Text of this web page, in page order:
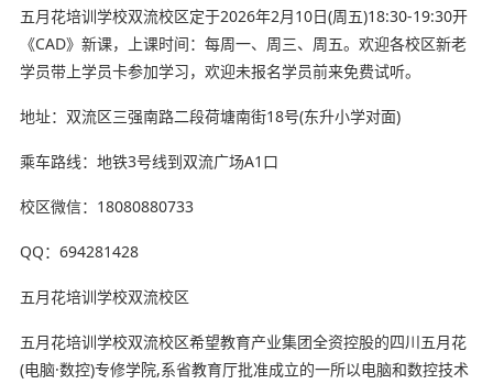
五月花培训学校双流校区定于2026年2月10日(周五)18:30-19:30开
《CAD》新课，上课时间：每周一、周三、周五。欢迎各校区新老
学员带上学员卡参加学习，欢迎未报名学员前来免费试听。
地址：双流区三强南路二段荷塘南街18号(东升小学对面)
乘车路线：地铁3号线到双流广场A1口
校区微信：18080880733
QQ：694281428
五月花培训学校双流校区
五月花培训学校双流校区希望教育产业集团全资控股的四川五月花
(电脑·数控)专修学院,系省教育厅批准成立的一所以电脑和数控技术